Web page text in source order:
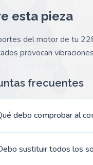
esta pieza
del motor de tu
provocan
frecuentes
debo comprobar al
sustituir todos los